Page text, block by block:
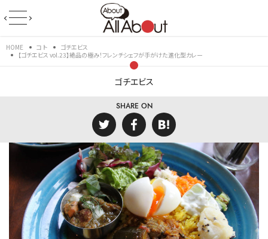
HOME コト
ゴチエビス
【ゴチエビス vol.23】絶品の極み！フレンチシェフが手がけた進化型カレー
ゴチエビス
SHARE ON